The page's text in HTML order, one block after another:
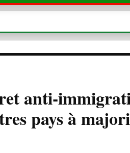
anti-
pays à